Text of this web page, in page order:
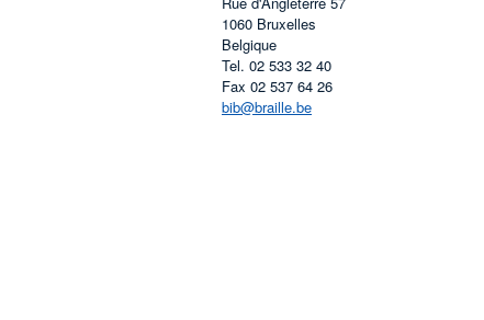
1060 Bruxelles
Belgique
Tel. 02 533 32 40
Fax 02 537 64 26
bib@braille.be